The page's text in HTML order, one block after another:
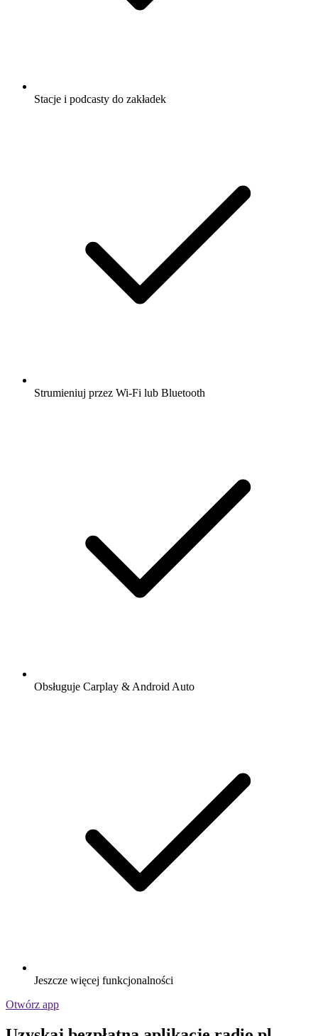
Stacje i podcasty do zakładek
Strumieniuj przez Wi-Fi lub Bluetooth
Obsługuje Carplay & Android Auto
Jeszcze więcej funkcjonalności
Otwórz app